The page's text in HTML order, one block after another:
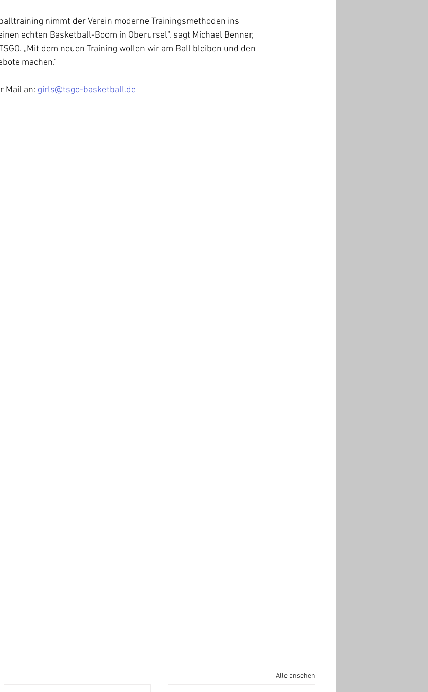
nimmt der Verein moderne Trainingsmethoden ins
echten Basketball-Boom in Oberursel“, sagt Michael Benner,
„Mit dem neuen Training wollen wir am Ball bleiben und den
machen.“
Mail an: girls@tsgo-basketball.de
Alle ansehen